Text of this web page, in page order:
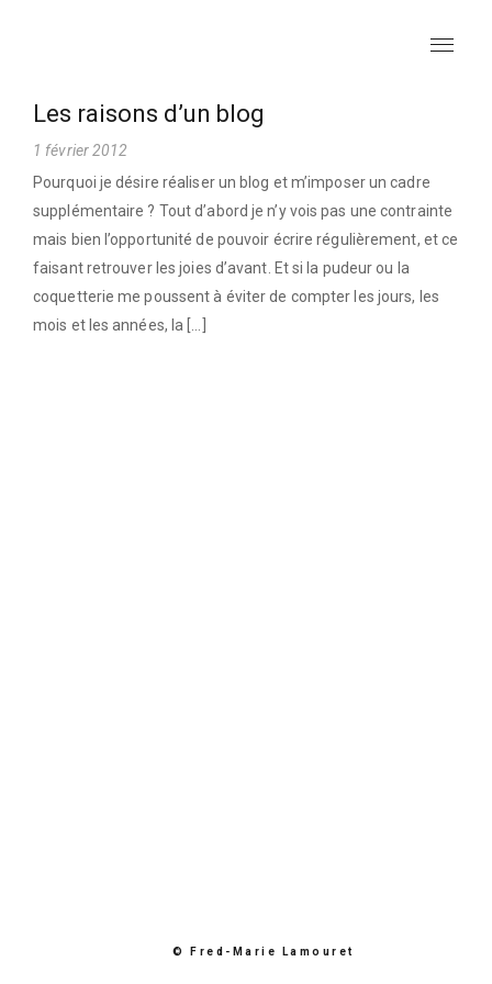
e
m
in
s
F
ai
sa
nt
Les raisons d’un blog
1 février 2012
Pourquoi je désire réaliser un blog et m’imposer un cadre
supplémentaire ? Tout d’abord je n’y vois pas une contrainte
mais bien l’opportunité de pouvoir écrire régulièrement, et ce
faisant retrouver les joies d’avant. Et si la pudeur ou la
coquetterie me poussent à éviter de compter les jours, les
mois et les années, la […]
© Fred-Marie Lamouret